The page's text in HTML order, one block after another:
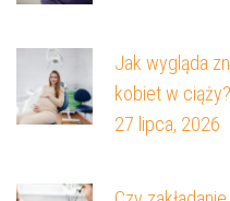
Jak wygląda
kobiet w ciąży?
27 lipca, 2026